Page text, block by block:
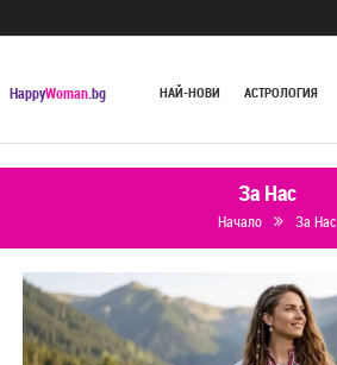
HappyWoman.bg НАЙ-НОВИ АСТРОЛОГИЯ
За Нас
Начало За Нас